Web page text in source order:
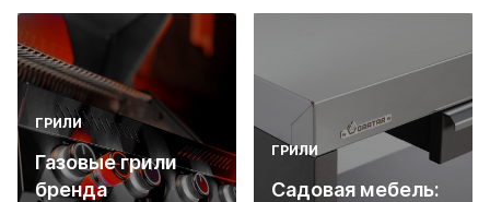
ГРИЛИ
Газовые грили
бренда
ГРИЛИ
Садовая мебель: